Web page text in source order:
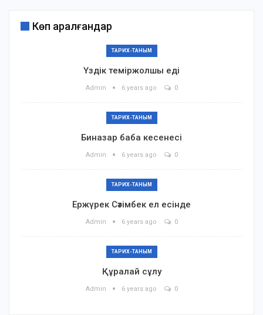
Көп қаралғандар
ТАРИХ-ТАНЫМ
Үздік теміржолшы еді
Admin 6 years ago 0
ТАРИХ-ТАНЫМ
Биназар баба кесенесі
Admin 6 years ago 0
ТАРИХ-ТАНЫМ
Ержүрек Сәтімбек ел есінде
Admin 6 years ago 0
ТАРИХ-ТАНЫМ
Құралай сұлу
Admin 6 years ago 0